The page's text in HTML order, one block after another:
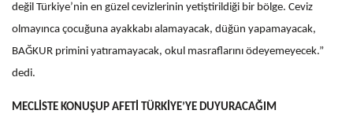
değil Türkiye’nin en güzel cevizlerinin yetiştirildiği bir bölge. Ceviz
olmayınca çocuğuna ayakkabı alamayacak, düğün yapamayacak,
BAĞKUR primini yatıramayacak, okul masraflarını ödeyemeyecek.”
dedi.
MECLİSTE KONUŞUP AFETİ TÜRKİYE’YE DUYURACAĞIM